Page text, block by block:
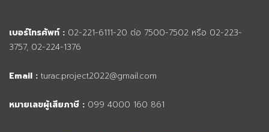
เบอร์โทรศัพท์ : 02-221-6111-20 ต่อ 7500-7502 หรือ 02-223-
3757, 02-224-1376
Email : turac.project2022@gmail.com
หมายเลขผู้เสียภาษี : 099 4000 160 861